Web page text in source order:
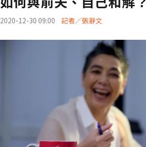
2020-12-30 09:00 記者／張瀞文